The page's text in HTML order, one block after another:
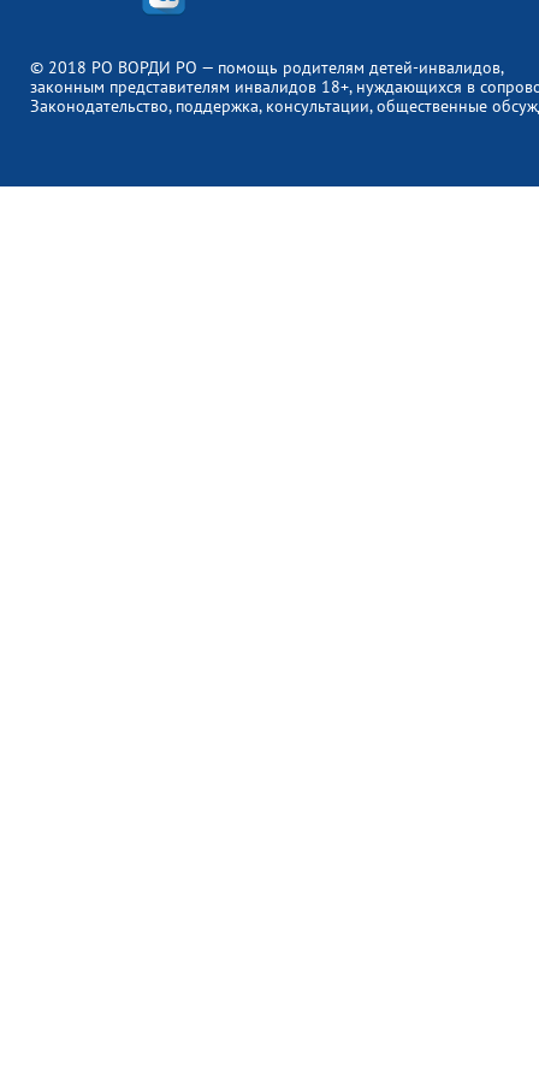
© 2018 РО ВОРДИ РО — помощь родителям детей-инвалидов,
законным представителям инвалидов 18+, нуждающихся в
Законодательство, поддержка, консультации, общественные